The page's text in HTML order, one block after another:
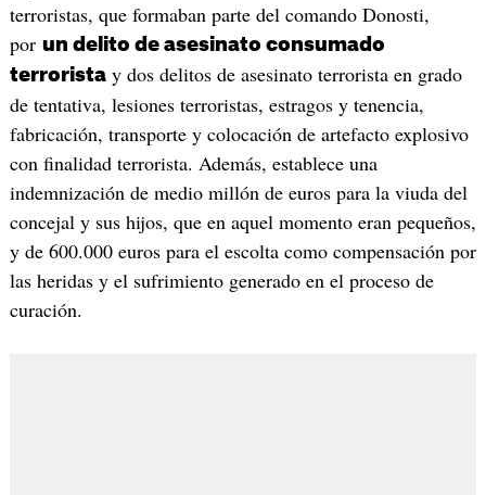
terroristas, que formaban parte del comando Donosti,
por un delito de asesinato consumado
terroristay dos delitos de asesinato terrorista en grado
de tentativa, lesiones terroristas, estragos y tenencia,
fabricación, transporte y colocación de artefacto explosivo
con finalidad terrorista. Además, establece una
indemnización de medio millón de euros para la viuda del
concejal y sus hijos, que en aquel momento eran pequeños,
y de 600.000 euros para el escolta como compensación por
las heridas y el sufrimiento generado en el proceso de
curación.